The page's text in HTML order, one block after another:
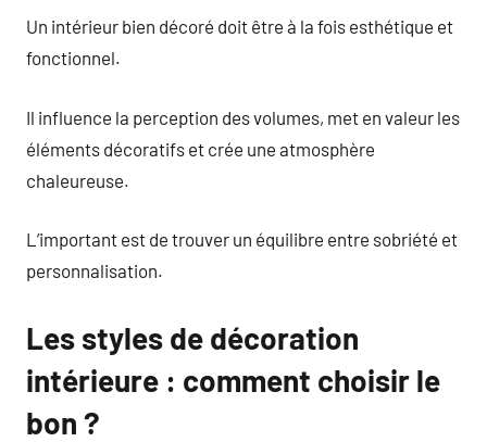
Un intérieur bien décoré doit être à la fois esthétique et
fonctionnel.
Il influence la perception des volumes, met en valeur les
éléments décoratifs et crée une atmosphère
chaleureuse.
L’important est de trouver un équilibre entre sobriété et
personnalisation.
Les styles de décoration
intérieure : comment choisir le
bon ?